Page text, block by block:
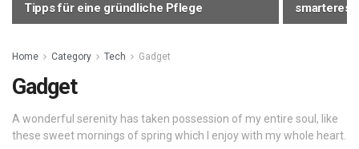
Tipps für eine gründliche Pflege
smarteres
Home Category Tech Gadget
Gadget
A wonderful serenity has taken possession of my entire soul, like
these sweet mornings of spring which I enjoy with my whole heart.